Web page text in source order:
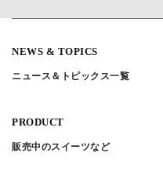
NEWS & TOPICS
ニュース＆トピックス一覧
PRODUCT
販売中のスイーツなど